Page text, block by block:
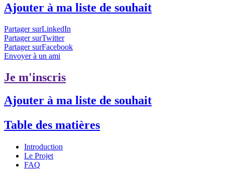
Ajouter à ma liste de souhait
Partager surLinkedIn
Partager surTwitter
Partager surFacebook
Envoyer à un ami
Je m'inscris
Ajouter à ma liste de souhait
Table des matières
Introduction
Le Projet
FAQ